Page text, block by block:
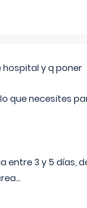
y q poner
que necesites
entre 3 y 5 días,
...